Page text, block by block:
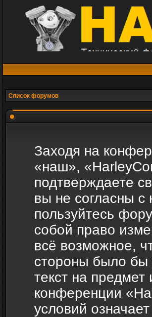
Список форумов
Заходя на
«наш»,
подтверждаете
вы не согласны с
пользуйтесь
собой право
всё возможное,
стороны было бы
текст на предмет
конференции
условий